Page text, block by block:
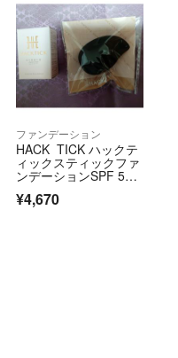
ファンデーション
HACK TICK ハックテ
ィックスティックファ
ンデーションSPF 5
0．PA＋＋＋＋5.6gナ
チュラル(リニューア
¥4,670